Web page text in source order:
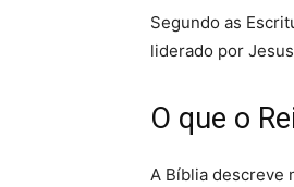
Segundo as
liderado por
O que o
A Bíblia descreve